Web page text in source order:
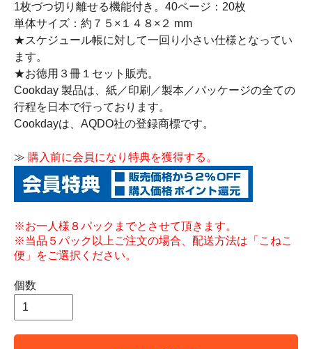
1枚づつ切り離せる機能付き。40ページ：20枚
単体サイズ：約７５×１４８×２ mm
★スケジュール帳に対して一回り小さい仕様となってい
ます。
★お徳用３冊１セット販売。
Cookday 製品は、紙／印刷／製本／パッケージの全ての
行程を日本で行っております。
Cookdayは、AQDO社の登録商標です。
≫ 購入前に会員になり特典を獲得する。
※お一人様８パックまでとさせて頂きます。
※当品５パック以上ご注文の場合、配送方法は「こねこ
便」をご選択ください。
個数